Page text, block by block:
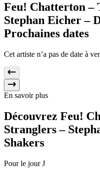
Feu! Chatterton –
Stephan Eicher –
Prochaines dates
Cet artiste n’a pas de date à
En savoir plus
Découvrez Feu!
Stranglers –
Shakers
Pour le jour J